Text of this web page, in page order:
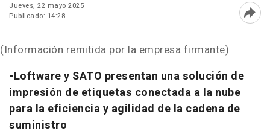
Jueves, 22 mayo 2025
Publicado: 14:28
(Información remitida por la empresa firmante)
-Loftware y SATO presentan una solución de
impresión de etiquetas conectada a la nube
para la eficiencia y agilidad de la cadena de
suministro